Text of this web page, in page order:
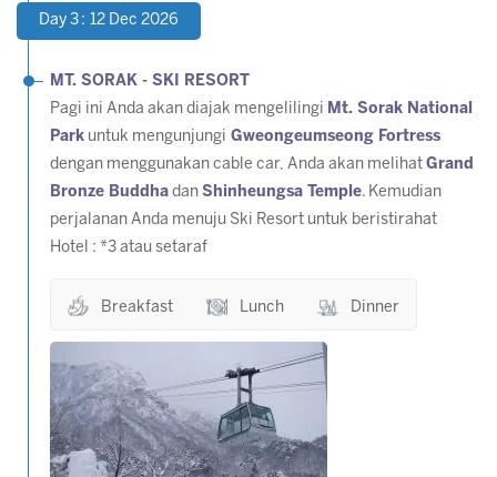
Day 3 : 12 Dec 2026
MT. SORAK - SKI RESORT
Pagi ini Anda akan diajak mengelilingi Mt. Sorak National
Park untuk mengunjungi Gweongeumseong Fortress
dengan menggunakan cable car, Anda akan melihat Grand
Bronze Buddha dan Shinheungsa Temple. Kemudian
perjalanan Anda menuju Ski Resort untuk beristirahat
Hotel : *3 atau setaraf
Breakfast Lunch Dinner